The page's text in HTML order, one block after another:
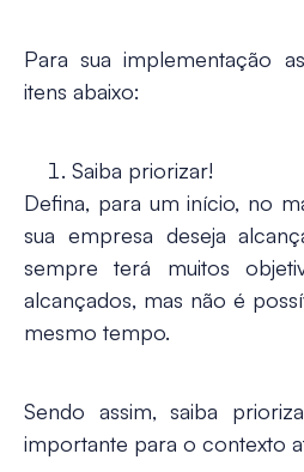
Para sua implementação
itens abaixo:
Saiba priorizar!
Defina, para um início, no
sua empresa deseja
sempre terá muitos
alcançados, mas não é
mesmo tempo.
Sendo assim, saiba
importante para o contexto